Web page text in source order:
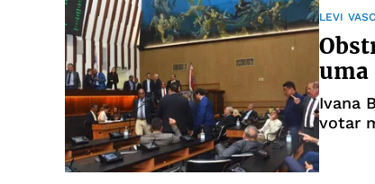
LEVI
uma
Ivana
votar